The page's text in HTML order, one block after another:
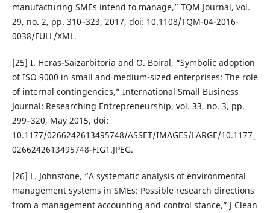
manufacturing SMEs intend to manage,” TQM Journal, vol.
29, no. 2, pp. 310–323, 2017, doi: 10.1108/TQM-04-2016-
0038/FULL/XML.
[25] I. Heras-Saizarbitoria and O. Boiral, “Symbolic adoption
of ISO 9000 in small and medium-sized enterprises: The role
of internal contingencies,” International Small Business
Journal: Researching Entrepreneurship, vol. 33, no. 3, pp.
299–320, May 2015, doi:
10.1177/0266242613495748/ASSET/IMAGES/LARGE/10.1177_
0266242613495748-FIG1.JPEG.
[26] L. Johnstone, “A systematic analysis of environmental
management systems in SMEs: Possible research directions
from a management accounting and control stance,” J Clean